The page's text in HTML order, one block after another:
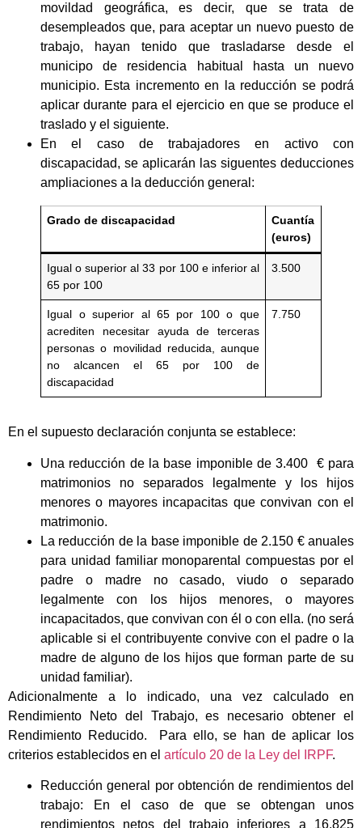
movildad geográfica, es decir, que se trata de
desempleados que, para aceptar un nuevo puesto de
trabajo, hayan tenido que trasladarse desde el
municipo de residencia habitual hasta un nuevo
municipio. Esta incremento en la reducción se podrá
aplicar durante para el ejercicio en que se produce el
traslado y el siguiente.
En el caso de trabajadores en activo con
discapacidad, se aplicarán las siguentes deducciones
ampliaciones a la deducción general:
Grado de discapacidad
Cuantía
(euros)
Igual o superior al 33 por 100 e inferior al
65 por 100
3.500
Igual o superior al 65 por 100 o que
acrediten necesitar ayuda de terceras
personas o movilidad reducida, aunque
no alcancen el 65 por 100 de
discapacidad
7.750
En el supuesto declaración conjunta se establece:
Una reducción de la base imponible de 3.400 € para
matrimonios no separados legalmente y los hijos
menores o mayores incapacitas que convivan con el
matrimonio.
La reducción de la base imponible de 2.150 € anuales
para unidad familiar monoparental compuestas por el
padre o madre no casado, viudo o separado
legalmente con los hijos menores, o mayores
incapacitados, que convivan con él o con ella. (no será
aplicable si el contribuyente convive con el padre o la
madre de alguno de los hijos que forman parte de su
unidad familiar).
Adicionalmente a lo indicado, una vez calculado en
Rendimiento Neto del Trabajo, es necesario obtener el
Rendimiento Reducido. Para ello, se han de aplicar los
criterios establecidos en el artículo 20 de la Ley del IRPF.
Reducción general por obtención de rendimientos del
trabajo: En el caso de que se obtengan unos
rendimientos netos del trabajo inferiores a 16.825